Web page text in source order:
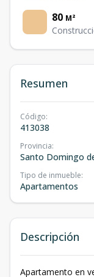
80 M²
Resumen
Código:
413038
Provincia:
Santo Domingo
Tipo de inmueble:
Apartamentos
Descripción
Apartamento en